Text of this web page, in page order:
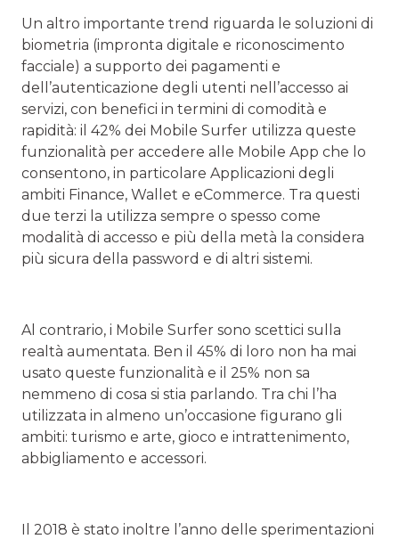
Un altro importante trend riguarda le soluzioni di
biometria (impronta digitale e riconoscimento
facciale) a supporto dei pagamenti e
dell’autenticazione degli utenti nell’accesso ai
servizi, con benefici in termini di comodità e
rapidità: il 42% dei Mobile Surfer utilizza queste
funzionalità per accedere alle Mobile App che lo
consentono, in particolare Applicazioni degli
ambiti Finance, Wallet e eCommerce. Tra questi
due terzi la utilizza sempre o spesso come
modalità di accesso e più della metà la considera
più sicura della password e di altri sistemi.
Al contrario, i Mobile Surfer sono scettici sulla
realtà aumentata. Ben il 45% di loro non ha mai
usato queste funzionalità e il 25% non sa
nemmeno di cosa si stia parlando. Tra chi l’ha
utilizzata in almeno un’occasione figurano gli
ambiti: turismo e arte, gioco e intrattenimento,
abbigliamento e accessori.
Il 2018 è stato inoltre l’anno delle sperimentazioni